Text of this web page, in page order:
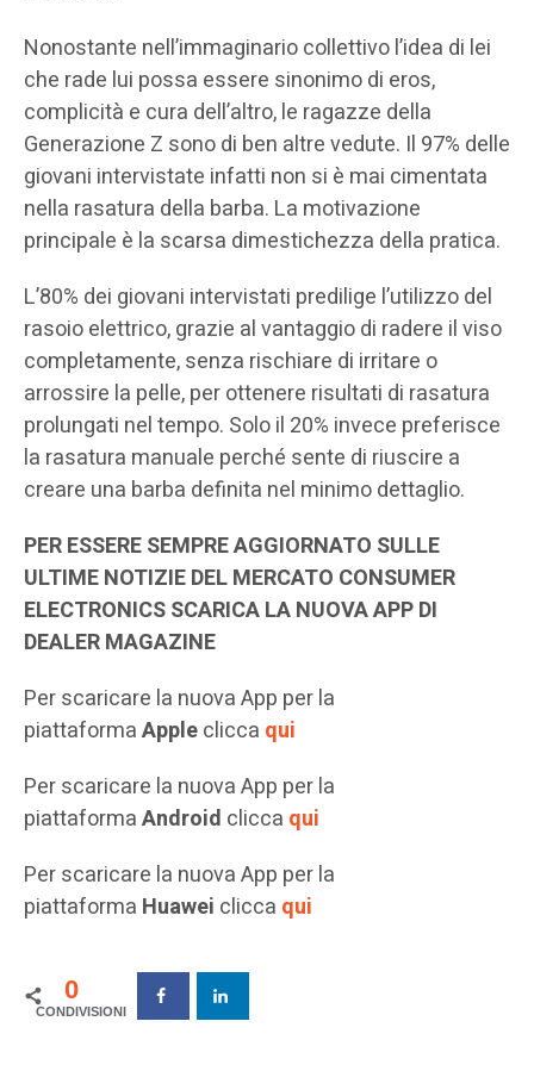
Nonostante nell’immaginario collettivo l’idea di lei
che rade lui possa essere sinonimo di eros,
complicità e cura dell’altro, le ragazze della
Generazione Z sono di ben altre vedute. Il 97% delle
giovani intervistate infatti non si è mai cimentata
nella rasatura della barba. La motivazione
principale è la scarsa dimestichezza della pratica.
L’80% dei giovani intervistati predilige l’utilizzo del
rasoio elettrico, grazie al vantaggio di radere il viso
completamente, senza rischiare di irritare o
arrossire la pelle, per ottenere risultati di rasatura
prolungati nel tempo. Solo il 20% invece preferisce
la rasatura manuale perché sente di riuscire a
creare una barba definita nel minimo dettaglio.
PER ESSERE SEMPRE AGGIORNATO SULLE
ULTIME NOTIZIE DEL MERCATO CONSUMER
ELECTRONICS SCARICA LA NUOVA APP DI
DEALER MAGAZINE
Per scaricare la nuova App per la
piattaformaAppleclicca qui
Per scaricare la nuova App per la
piattaformaAndroid clicca qui
Per scaricare la nuova App per la
piattaforma Huawei clicca qui
0